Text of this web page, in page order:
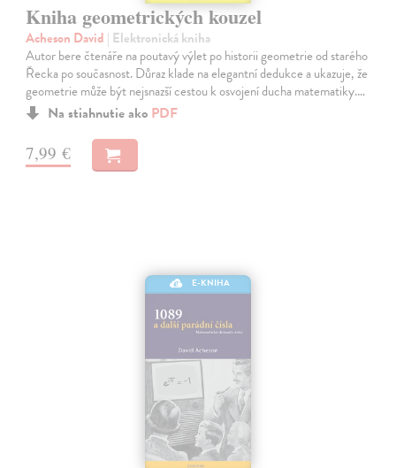
Kniha geometrických kouzel
Acheson David | Elektronická kniha
Autor bere čtenáře na poutavý výlet po historii geometrie od starého
Řecka po současnost. Důraz klade na elegantní dedukce a ukazuje, že
geometrie může být nejsnazší cestou k osvojení ducha matematiky.…
Na stiahnutie ako PDF
7,99 €
E-KNIHA